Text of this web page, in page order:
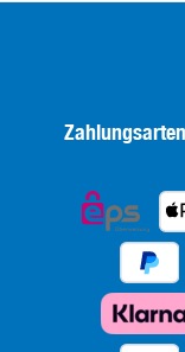
Zahlungsarten